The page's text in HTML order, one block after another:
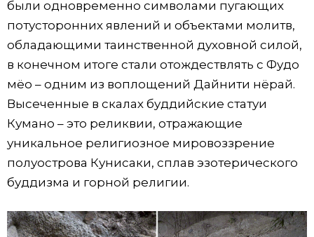
были одновременно символами пугающих
потусторонних явлений и объектами молитв,
обладающими таинственной духовной силой,
в конечном итоге стали отождествлять с Фудо
мёо – одним из воплощений Дайнити нёрай.
Высеченные в скалах буддийские статуи
Кумано – это реликвии, отражающие
уникальное религиозное мировоззрение
полуострова Кунисаки, сплав эзотерического
буддизма и горной религии.